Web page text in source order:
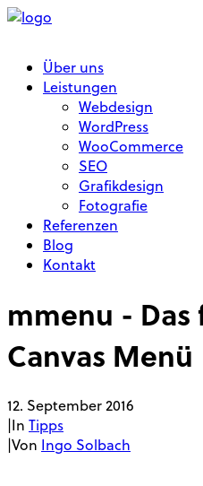
Über uns
Leistungen
Webdesign
WordPress
WooCommerce
SEO
Grafikdesign
Fotografie
Referenzen
Blog
Kontakt
mmenu -
Canvas Menü
12. September 2016
|In Tipps
|Von Ingo Solbach